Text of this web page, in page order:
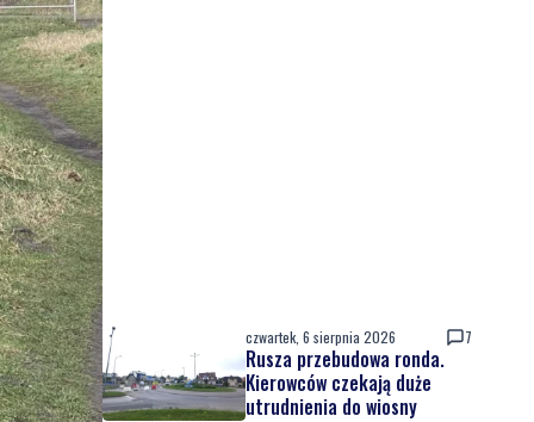
czwartek, 6 sierpnia 2026 7
Rusza przebudowa ronda.
Kierowców czekają duże
utrudnienia do wiosny